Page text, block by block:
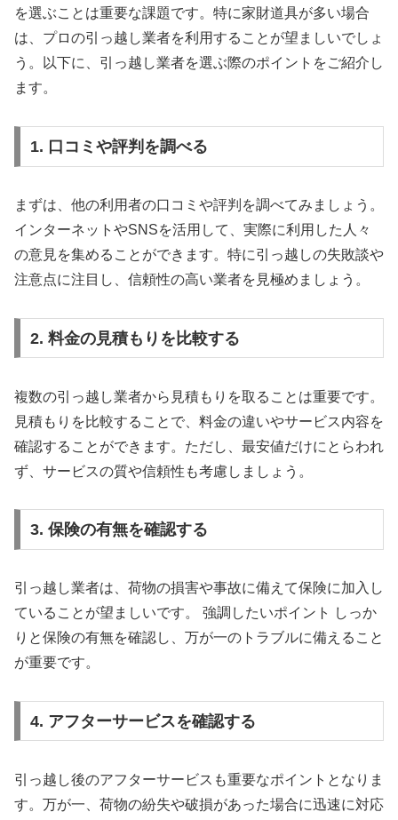
を選ぶことは重要な課題です。特に家財道具が多い場合
は、プロの引っ越し業者を利用することが望ましいでしょ
う。以下に、引っ越し業者を選ぶ際のポイントをご紹介し
ます。
1. 口コミや評判を調べる
まずは、他の利用者の口コミや評判を調べてみましょう。
インターネットやSNSを活用して、実際に利用した人々
の意見を集めることができます。特に引っ越しの失敗談や
注意点に注目し、信頼性の高い業者を見極めましょう。
2. 料金の見積もりを比較する
複数の引っ越し業者から見積もりを取ることは重要です。
見積もりを比較することで、料金の違いやサービス内容を
確認することができます。ただし、最安値だけにとらわれ
ず、サービスの質や信頼性も考慮しましょう。
3. 保険の有無を確認する
引っ越し業者は、荷物の損害や事故に備えて保険に加入し
ていることが望ましいです。 強調したいポイント しっか
りと保険の有無を確認し、万が一のトラブルに備えること
が重要です。
4. アフターサービスを確認する
引っ越し後のアフターサービスも重要なポイントとなりま
す。万が一、荷物の紛失や破損があった場合に迅速に対応